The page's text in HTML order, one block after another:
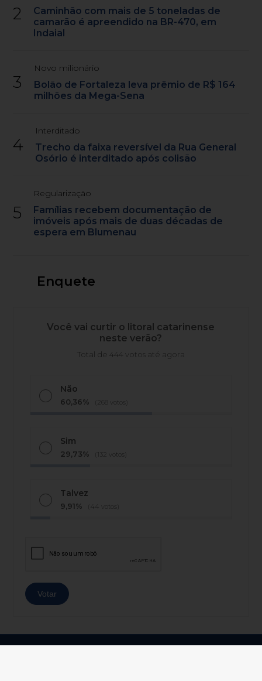
2
Caminhão com mais de 5 toneladas de
camarão é apreendido na BR-470, em
Indaial
3
Novo milionário
Bolão de Fortaleza leva prêmio de R$ 164
milhões da Mega-Sena
4
Interditado
Trecho da faixa reversível da Rua General
Osório é interditado após colisão
5
Regularização
Famílias recebem documentação de
imóveis após mais de duas décadas de
espera em Blumenau
Enquete
Você vai curtir o litoral catarinense
neste verão?
Total de 444 votos até agora
Não
60,36% (268 votos)
Sim
29,73% (132 votos)
Talvez
9,91% (44 votos)